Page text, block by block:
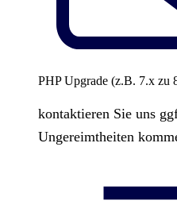
PHP Upgrade (z.B. 7.x zu
kontaktieren Sie uns
Ungereimtheiten